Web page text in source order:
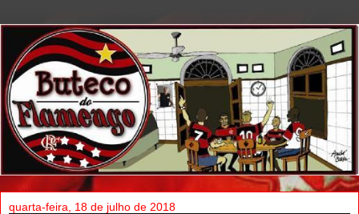
quarta-feira, 18 de julho de 2018